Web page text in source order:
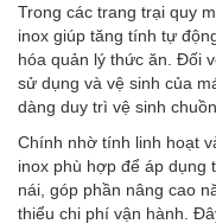
Trong các trang trại quy
inox giúp tăng tính tự
hóa quản lý thức ăn. Đối
sử dụng và vệ sinh của
dàng duy trì vệ sinh
Chính nhờ tính linh hoạt
inox phù hợp để áp dụng
nái, góp phần nâng cao
thiểu chi phí vận hành.